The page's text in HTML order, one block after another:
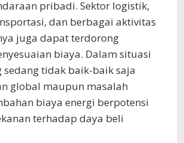
pribadi. Sektor logistik,
dan berbagai aktivitas
juga dapat terdorong
biaya. Dalam situasi
sedang tidak baik-baik saja
global maupun masalah
biaya energi berpotensi
terhadap daya beli